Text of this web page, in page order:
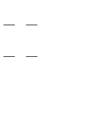
—
—
—
—